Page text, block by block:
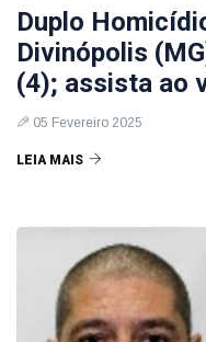
Duplo
Divinópolis
(4); assista ao
05 Fevereiro 2025
LEIA MAIS